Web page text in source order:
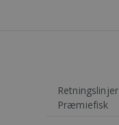
Retningslinjer
Præmiefisk